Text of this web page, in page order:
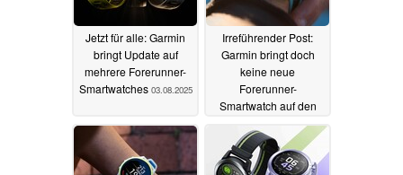
Jetzt für alle: Garmin
bringt Update auf
mehrere Forerunner-
Smartwatches 03.08.2025
Irreführender Post:
Garmin bringt doch
keine neue
Forerunner-
Smartwatch auf den